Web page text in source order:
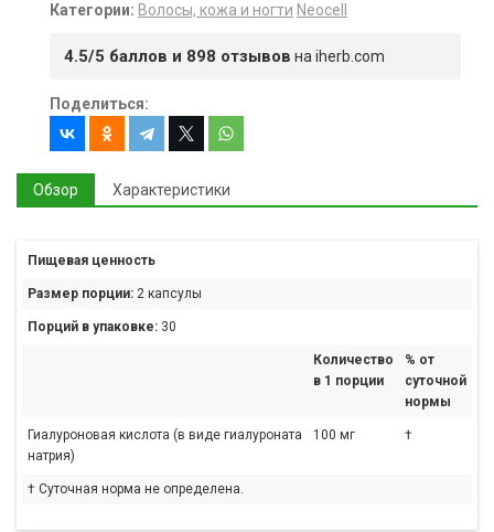
Категории: Волосы, кожа и ногти Neocell
4.5/5 баллов и 898 отзывов на iherb.com
Поделиться:
Обзор Характеристики
Пищевая ценность
Размер порции: 2 капсулы
Порций в упаковке: 30
Количество
в 1 порции
% от
суточной
нормы
Гиалуроновая кислота (в виде гиалуроната
натрия)
100 мг †
† Суточная норма не определена.